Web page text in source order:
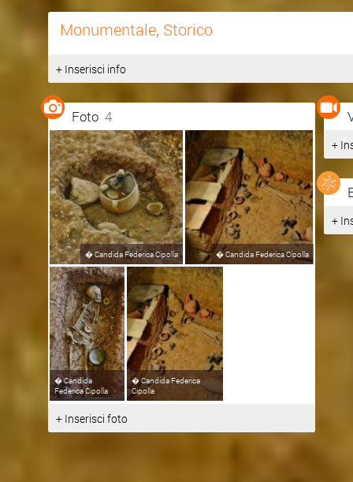
Monumentale, Storico
+ Inserisci info
Foto4
�Candida Federica Cipolla �Candida Federica Cipolla
�Candida
Federica Cipolla
�Candida Federica
Cipolla
+ Inserisci foto
+
+